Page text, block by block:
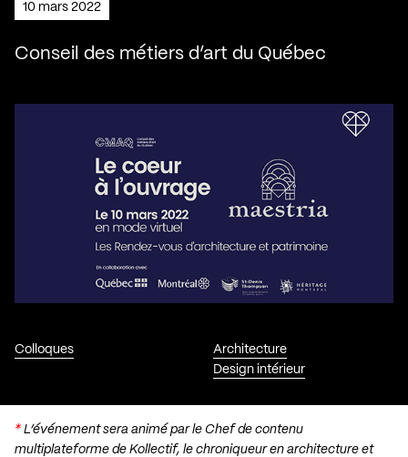
10 mars 2022
Conseil des métiers d’art du Québec
Colloques
Architecture
Design intérieur
*L’événement sera animé par le Chef de contenu
multiplateforme de Kollectif, le chroniqueur en architecture et